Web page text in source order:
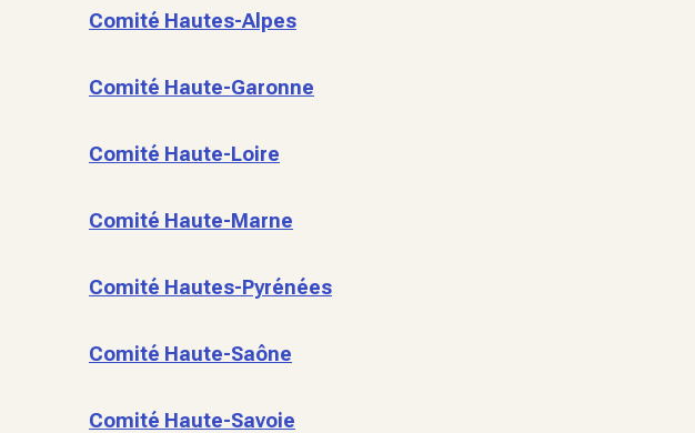
Comité Hautes-Alpes
Comité Haute-Garonne
Comité Haute-Loire
Comité Haute-Marne
Comité Hautes-Pyrénées
Comité Haute-Saône
Comité Haute-Savoie